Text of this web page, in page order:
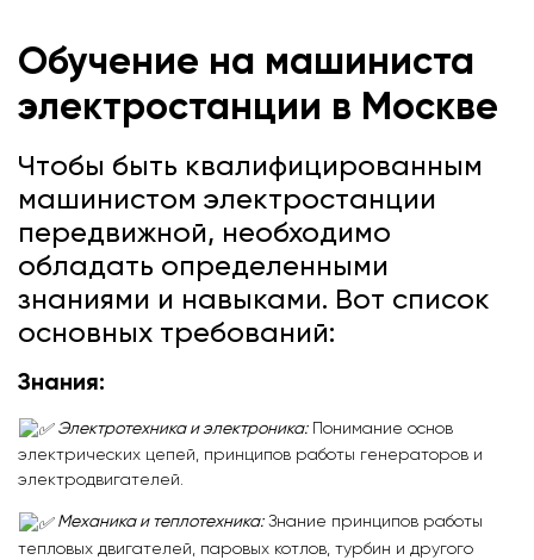
Обучение на машиниста
электростанции в Москве
Чтобы быть квалифицированным
машинистом электростанции
передвижной, необходимо
обладать определенными
знаниями и навыками. Вот список
основных требований:
Знания:
Электротехника и электроника:Понимание основ
электрических цепей, принципов работы генераторов и
электродвигателей.
Механика и теплотехника: Знание принципов работы
тепловых двигателей, паровых котлов, турбин и другого